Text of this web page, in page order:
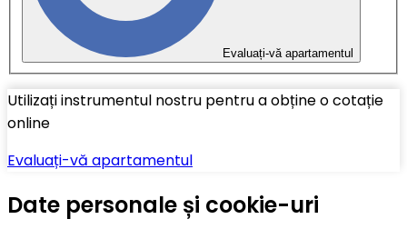
Evaluați-vă apartamentul
Utilizați instrumentul nostru pentru a obține o cotație
online
Evaluați-vă apartamentul
Date personale și cookie-uri